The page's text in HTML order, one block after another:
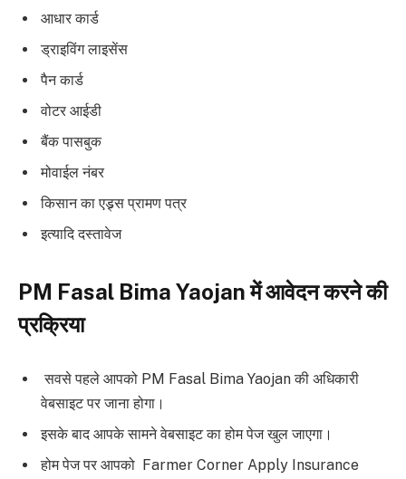
आधार कार्ड
ड्राइविंग लाइसेंस
पैन कार्ड
वोटर आईडी
बैंक पासबुक
मोवाईल नंबर
किसान का एड्र्स प्रामण पत्र
इत्यादि दस्तावेज
PM Fasal Bima Yaojan में आवेदन करने की
प्रक्रिया
सवसे पहले आपको PM Fasal Bima Yaojan की अधिकारी
वेबसाइट पर जाना होगा।
इसके बाद आपके सामने वेबसाइट का होम पेज खुल जाएगा।
होम पेज पर आपको Farmer Corner Apply Insurance